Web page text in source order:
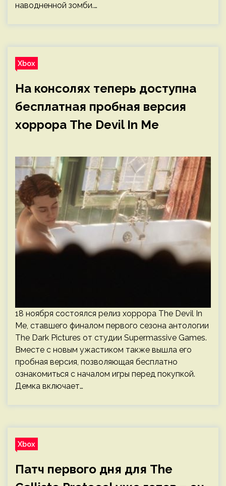
наводненной зомби.…
Xbox
На консолях теперь доступна
бесплатная пробная версия
хоррора The Devil In Me
18 ноября состоялся релиз хоррора The Devil In
Me, ставшего финалом первого сезона антологии
The Dark Pictures от студии Supermassive Games.
Вместе с новым ужастиком также вышла его
пробная версия, позволяющая бесплатно
ознакомиться с началом игры перед покупкой.
Демка включает…
Xbox
Патч первого дня для The